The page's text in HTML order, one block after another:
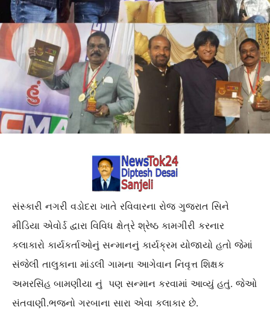
સંસ્કારી નગરી વડોદરા ખાતે રવિવારના રોજ ગુજરાત સિને
મીડિયા એવોર્ડ દ્વારા વિવિધ ક્ષેત્રે શ્રેષ્ઠ કામગીરી કરનાર
કલાકારો કાર્યકર્તાઓનું સન્માનનું કાર્યક્રમ યોજાયો હતો જેમાં
સંજેલી તાલુકાના માંડલી ગામના આગેવાન નિવૃત્ત શિક્ષક
અમરસિંહ બામણીયા નું પણ સન્માન કરવામાં આવ્યું હતું. જેઓ
સંતવાણી.ભજનો ગરબાના સારા એવા કલાકાર છે.